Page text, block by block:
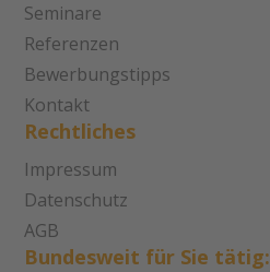
Seminare
Referenzen
Bewerbungstipps
Kontakt
Rechtliches
Impressum
Datenschutz
AGB
Bundesweit für Sie tätig: